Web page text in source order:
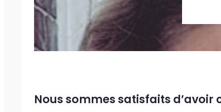
Nous sommes satisfaits d’avoir